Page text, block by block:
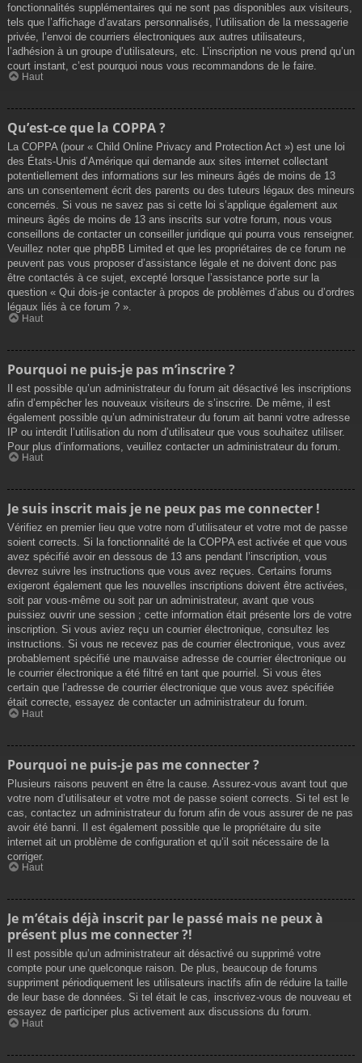
fonctionnalités supplémentaires qui ne sont pas disponibles aux visiteurs,
tels que l’affichage d’avatars personnalisés, l’utilisation de la messagerie
privée, l’envoi de courriers électroniques aux autres utilisateurs,
l’adhésion à un groupe d’utilisateurs, etc. L’inscription ne vous prend qu’un
court instant, c’est pourquoi nous vous recommandons de le faire.
Haut
Qu’est-ce que la COPPA ?
La COPPA (pour « Child Online Privacy and Protection Act ») est une loi
des États-Unis d’Amérique qui demande aux sites internet collectant
potentiellement des informations sur les mineurs âgés de moins de 13
ans un consentement écrit des parents ou des tuteurs légaux des mineurs
concernés. Si vous ne savez pas si cette loi s’applique également aux
mineurs âgés de moins de 13 ans inscrits sur votre forum, nous vous
conseillons de contacter un conseiller juridique qui pourra vous renseigner.
Veuillez noter que phpBB Limited et que les propriétaires de ce forum ne
peuvent pas vous proposer d’assistance légale et ne doivent donc pas
être contactés à ce sujet, excepté lorsque l’assistance porte sur la
question « Qui dois-je contacter à propos de problèmes d’abus ou d’ordres
légaux liés à ce forum ? ».
Haut
Pourquoi ne puis-je pas m’inscrire ?
Il est possible qu’un administrateur du forum ait désactivé les inscriptions
afin d’empêcher les nouveaux visiteurs de s’inscrire. De même, il est
également possible qu’un administrateur du forum ait banni votre adresse
IP ou interdit l’utilisation du nom d’utilisateur que vous souhaitez utiliser.
Pour plus d’informations, veuillez contacter un administrateur du forum.
Haut
Je suis inscrit mais je ne peux pas me connecter !
Vérifiez en premier lieu que votre nom d’utilisateur et votre mot de passe
soient corrects. Si la fonctionnalité de la COPPA est activée et que vous
avez spécifié avoir en dessous de 13 ans pendant l’inscription, vous
devrez suivre les instructions que vous avez reçues. Certains forums
exigeront également que les nouvelles inscriptions doivent être activées,
soit par vous-même ou soit par un administrateur, avant que vous
puissiez ouvrir une session ; cette information était présente lors de votre
inscription. Si vous aviez reçu un courrier électronique, consultez les
instructions. Si vous ne recevez pas de courrier électronique, vous avez
probablement spécifié une mauvaise adresse de courrier électronique ou
le courrier électronique a été filtré en tant que pourriel. Si vous êtes
certain que l’adresse de courrier électronique que vous avez spécifiée
était correcte, essayez de contacter un administrateur du forum.
Haut
Pourquoi ne puis-je pas me connecter ?
Plusieurs raisons peuvent en être la cause. Assurez-vous avant tout que
votre nom d’utilisateur et votre mot de passe soient corrects. Si tel est le
cas, contactez un administrateur du forum afin de vous assurer de ne pas
avoir été banni. Il est également possible que le propriétaire du site
internet ait un problème de configuration et qu’il soit nécessaire de la
corriger.
Haut
Je m’étais déjà inscrit par le passé mais ne peux à
présent plus me connecter ?!
Il est possible qu’un administrateur ait désactivé ou supprimé votre
compte pour une quelconque raison. De plus, beaucoup de forums
suppriment périodiquement les utilisateurs inactifs afin de réduire la taille
de leur base de données. Si tel était le cas, inscrivez-vous de nouveau et
essayez de participer plus activement aux discussions du forum.
Haut